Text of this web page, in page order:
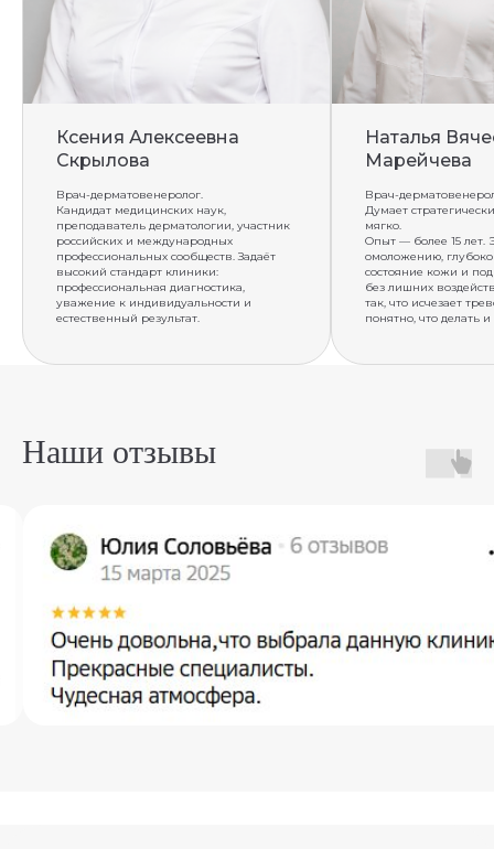
Ксения Алексеевна
Скрылова
Врач-дерматовенеролог.
Кандидат медицинских наук,
преподаватель дерматологии, участник
российских и международных
профессиональных сообществ. Задаёт
высокий стандарт клиники:
профессиональная диагностика,
уважение к индивидуальности и
естественный результат.
Наталья
Марейчева
Врач-
Думает
мягко.
Опыт — более 15 лет.
омоложению,
состояние кожи и
без лишних
так, что исчезает
понятно, что делать и
Наши отзывы